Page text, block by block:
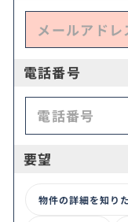
電話番号
要望
物件の詳細を知り